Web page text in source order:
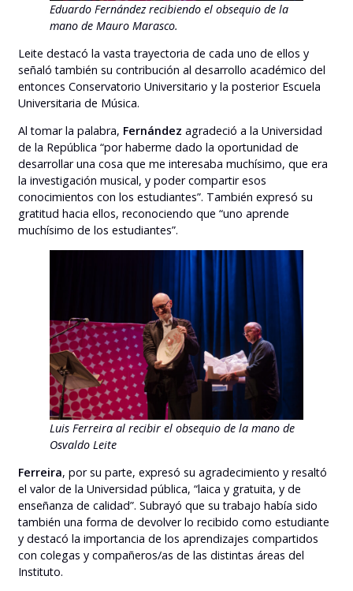
Eduardo Fernández recibiendo el obsequio de la
mano de Mauro Marasco.
Leite destacó la vasta trayectoria de cada uno de ellos y
señaló también su contribución al desarrollo académico del
entonces Conservatorio Universitario y la posterior Escuela
Universitaria de Música.
Al tomar la palabra, Fernández agradeció a la Universidad
de la República “por haberme dado la oportunidad de
desarrollar una cosa que me interesaba muchísimo, que era
la investigación musical, y poder compartir esos
conocimientos con los estudiantes”. También expresó su
gratitud hacia ellos, reconociendo que “uno aprende
muchísimo de los estudiantes”.
Luis Ferreira al recibir el obsequio de la mano de
Osvaldo Leite
Ferreira, por su parte, expresó su agradecimiento y resaltó
el valor de la Universidad pública, “laica y gratuita, y de
enseñanza de calidad”. Subrayó que su trabajo había sido
también una forma de devolver lo recibido como estudiante
y destacó la importancia de los aprendizajes compartidos
con colegas y compañeros/as de las distintas áreas del
Instituto.